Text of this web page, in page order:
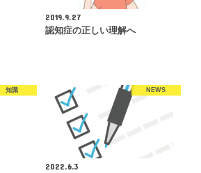
2019.9.27
認知症の正しい理解へ
知識 NEWS
2022.6.3